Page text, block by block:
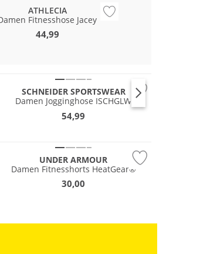
ATHLECIA
Fitnesshose Jacey
44,99
SCHNEIDER SPORTSWEAR
Damen Jogginghose ISCHGLW
54,99
UNDER ARMOUR
Damen Fitnesshorts HeatGear®
30,00